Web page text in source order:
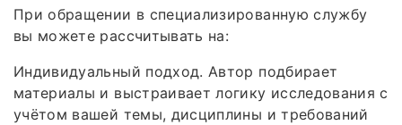
При обращении в специализированную службу
вы можете рассчитывать на:
Индивидуальный подход. Автор подбирает
материалы и выстраивает логику исследования с
учётом вашей темы, дисциплины и требований